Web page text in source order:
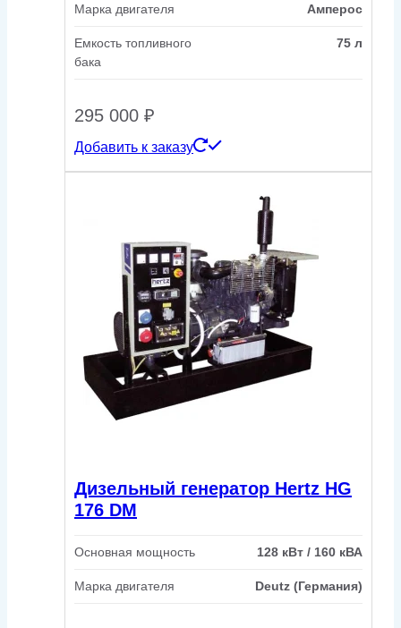
Марка двигателя Амперос
Емкость топливного
бака
75 л
295 000 ₽
Добавить к заказу
Дизельный генератор Hertz HG
176 DM
Основная мощность 128 кВт / 160 кВА
Марка двигателя Deutz (Германия)